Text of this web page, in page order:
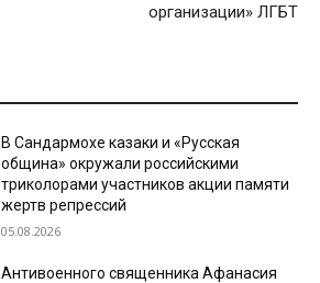
организации» ЛГБТ
В Сандармохе казаки и «Русская
община» окружали российскими
триколорами участников акции памяти
жертв репрессий
05.08.2026
Антивоенного священника Афанасия